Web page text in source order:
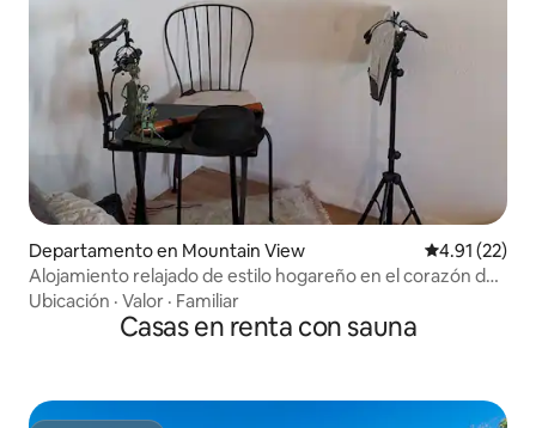
Departamento en Mountain View Calificación
4.91 (22)
Alojamiento relajado de estilo hogareño en el corazón de
Silicon Valley
Ubicación · Valor · Familiar
Casas en renta con sauna